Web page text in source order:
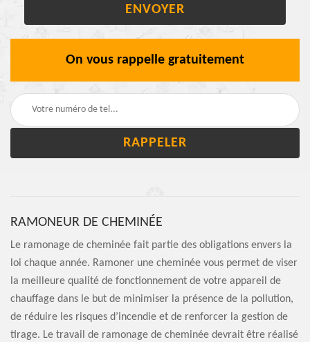
On vous rappelle gratuitement
RAMONEUR DE CHEMINÉE
Le ramonage de cheminée fait partie des obligations envers la
loi chaque année. Ramoner une cheminée vous permet de viser
la meilleure qualité de fonctionnement de votre appareil de
chauffage dans le but de minimiser la présence de la pollution,
de réduire les risques d’incendie et de renforcer la gestion de
tirage. Le travail de ramonage de cheminée devrait être réalisé